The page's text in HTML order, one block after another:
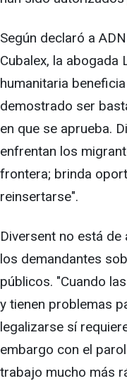
Según declaró a
Cubalex, la abogada
humanitaria
demostrado ser
en que se aprueba.
enfrentan los
frontera; brinda
reinsertarse".
Diversent no está
los demandantes
públicos. "Cuando
y tienen problemas
legalizarse sí
embargo con el
trabajo mucho más